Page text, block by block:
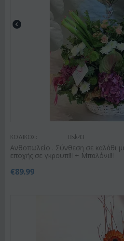
ΚΩΔΙΚΟΣ: Bsk43
Ανθοπωλείο . Σύνθεση σε καλάθι
εποχής σε γκρουπ!!! + Μπαλόνι!!!
€89.99